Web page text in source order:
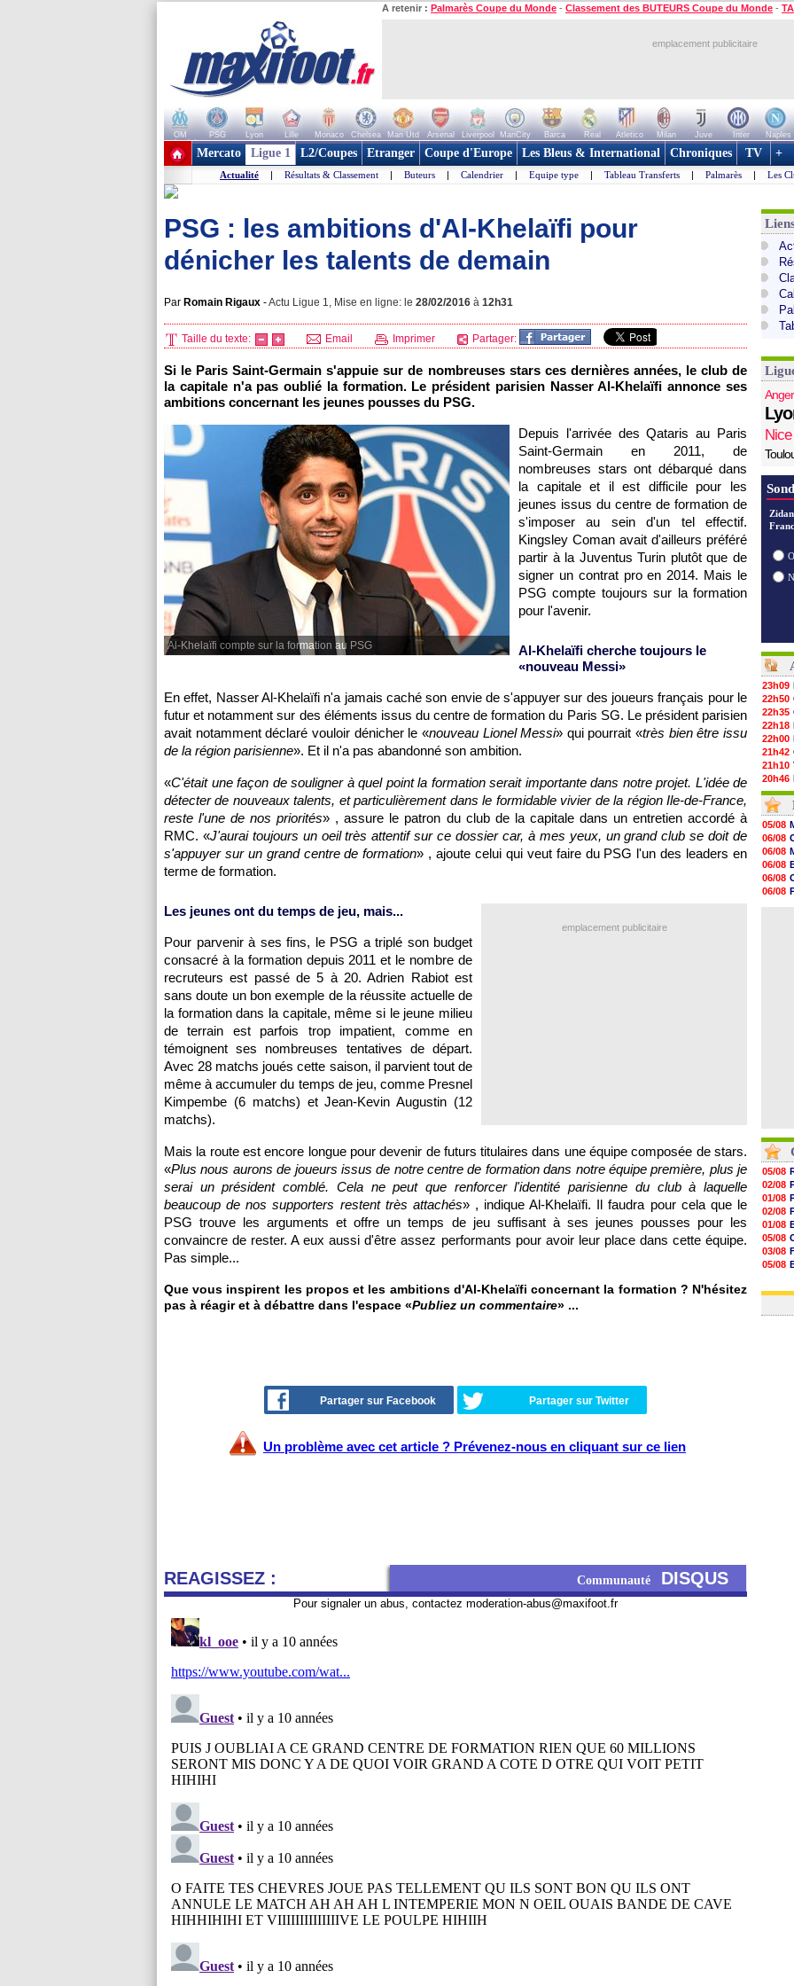
A retenir : Palmarès Coupe du Monde - Classement des BUTEURS Coupe du Monde -
emplacement publicitaire
OM PSG Lyon Lille Monaco Chelsea Man Utd Arsenal Liverpool ManCity Barca Real Atletico Milan Juve Inter Naples
+ de clubs
Mercato Ligue 1 L2/Coupes Etranger Coupe d'Europe Les Bleus & International Chroniques TV +
Actualité | Résultats & Classement | Buteurs | Calendrier | Equipe type | Tableau Transferts | Palmarès | Les
PSG : les ambitions d'Al-Khelaïfi pour
dénicher les talents de demain
Par Romain Rigaux -Actu Ligue 1, Mise en ligne: le 28/02/2016 à 12h31
Taille du texte: Email Imprimer Partager:
Si le Paris Saint-Germain s'appuie sur de nombreuses stars ces dernières années, le club de
la capitale n'a pas oublié la formation. Le président parisien Nasser Al-Khelaïfi annonce ses
ambitions concernant les jeunes pousses du PSG.
Al-Khelaïfi compte sur la formation au PSG
Depuis l'arrivée des Qataris au Paris
Saint-Germain en 2011, de
nombreuses stars ont débarqué dans
la capitale et il est difficile pour les
jeunes issus du centre de formation de
s'imposer au sein d'un tel effectif.
Kingsley Coman avait d'ailleurs préféré
partir à la Juventus Turin plutôt que de
signer un contrat pro en 2014. Mais le
PSG compte toujours sur la formation
pour l'avenir.
Al-Khelaïfi cherche toujours le
«nouveau Messi»
En effet, Nasser Al-Khelaïfi n'a jamais caché son envie de s'appuyer sur des joueurs français pour le
futur et notamment sur des éléments issus du centre de formation du Paris SG. Le président parisien
avait notamment déclaré vouloir dénicher le «nouveau Lionel Messi» qui pourrait «très bien être issu
de la région parisienne». Et il n'a pas abandonné son ambition.
«C'était une façon de souligner à quel point la formation serait importante dans notre projet. L'idée de
détecter de nouveaux talents, et particulièrement dans le formidable vivier de la région Ile-de-France,
reste l'une de nos priorités» , assure le patron du club de la capitale dans un entretien accordé à
RMC. «J'aurai toujours un oeil très attentif sur ce dossier car, à mes yeux, un grand club se doit de
s'appuyer sur un grand centre de formation» , ajoute celui qui veut faire du PSG l'un des leaders en
terme de formation.
emplacement publicitaire
Les jeunes ont du temps de jeu, mais...
Pour parvenir à ses fins, le PSG a triplé son budget
consacré à la formation depuis 2011 et le nombre de
recruteurs est passé de 5 à 20. Adrien Rabiot est
sans doute un bon exemple de la réussite actuelle de
la formation dans la capitale, même si le jeune milieu
de terrain est parfois trop impatient, comme en
témoignent ses nombreuses tentatives de départ.
Avec 28 matchs joués cette saison, il parvient tout de
même à accumuler du temps de jeu, comme Presnel
Kimpembe (6 matchs) et Jean-Kevin Augustin (12
matchs).
Mais la route est encore longue pour devenir de futurs titulaires dans une équipe composée de stars.
«Plus nous aurons de joueurs issus de notre centre de formation dans notre équipe première, plus je
serai un président comblé. Cela ne peut que renforcer l'identité parisienne du club à laquelle
beaucoup de nos supporters restent très attachés» , indique Al-Khelaïfi. Il faudra pour cela que le
PSG trouve les arguments et offre un temps de jeu suffisant à ses jeunes pousses pour les
convaincre de rester. A eux aussi d'être assez performants pour avoir leur place dans cette équipe.
Pas simple...
Que vous inspirent les propos et les ambitions d'Al-Khelaïfi concernant la formation ? N'hésitez
pas à réagir et à débattre dans l'espace «Publiez un commentaire» ...
Partager sur Facebook Partager sur Twitter
Un problème avec cet article ? Prévenez-nous en cliquant sur ce lien
REAGISSEZ : Communauté DISQUS
Pour signaler un abus, contactez moderation-abus@maxifoot.fr
Nice
23h09
22h50
22h35
22h18
22h00
21h42
21h10
20h46
20h30
20h01
19h18
19h09
18h48
18h37
18h29
17h58
17h46
05/08
06/08
06/08
06/08
06/08
06/08
05/08
02/08
01/08
02/08
01/08
05/08
03/08
05/08
03/08